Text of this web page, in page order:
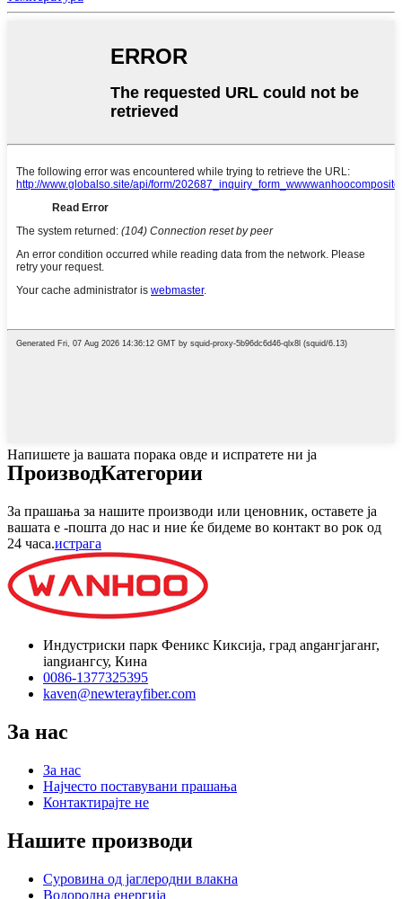
Напишете ја вашата порака овде и испратете ни ја
ПроизводКатегории
За прашања за нашите производи или ценовник, оставете ја
вашата е -пошта до нас и ние ќе бидеме во контакт во рок од
24 часа.истрага
Индустриски парк Феникс Киксија, град angангјаганг,
iangиангсу, Кина
0086-1377325395
kaven@newterayfiber.com
За нас
За нас
Најчесто поставувани прашања
Контактирајте не
Нашите производи
Суровина од јаглеродни влакна
Водородна енергија